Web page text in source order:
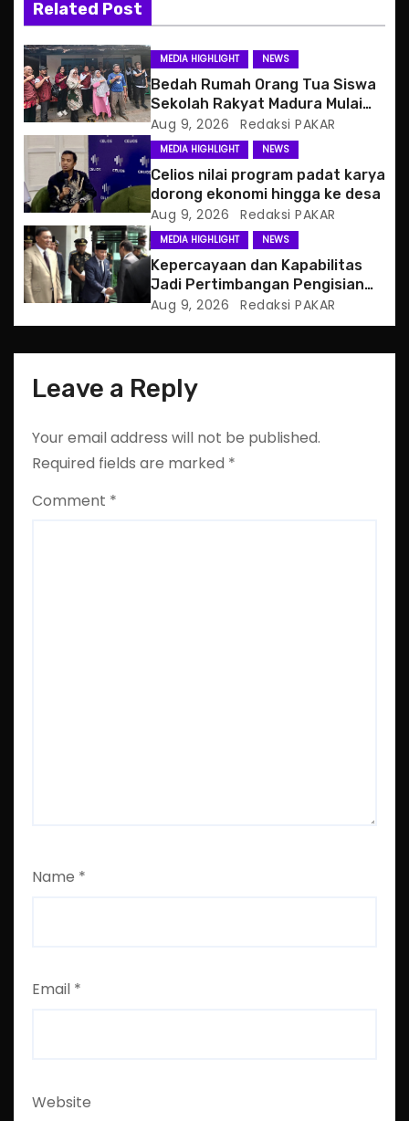
g
a
t
i
o
n
Related Post
MEDIA HIGHLIGHT NEWS
Bedah Rumah Orang Tua Siswa
Sekolah Rakyat Madura Mulai
Berjalan
Aug 9, 2026 Redaksi PAKAR
MEDIA HIGHLIGHT NEWS
Celios nilai program padat karya
dorong ekonomi hingga ke desa
Aug 9, 2026 Redaksi PAKAR
MEDIA HIGHLIGHT NEWS
Kepercayaan dan Kapabilitas
Jadi Pertimbangan Pengisian
Posisi Wamenhan
Aug 9, 2026 Redaksi PAKAR
Leave a Reply
Your email address will not be published.
Required fields are marked *
Comment *
Name *
Email *
Website